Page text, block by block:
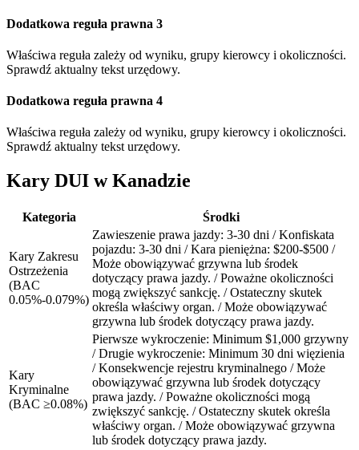
Dodatkowa reguła prawna 3
Właściwa reguła zależy od wyniku, grupy kierowcy i okoliczności.
Sprawdź aktualny tekst urzędowy.
Dodatkowa reguła prawna 4
Właściwa reguła zależy od wyniku, grupy kierowcy i okoliczności.
Sprawdź aktualny tekst urzędowy.
Kary DUI w Kanadzie
Kategoria Środki
Kary Zakresu
Ostrzeżenia
(BAC
0.05%-0.079%)
Zawieszenie prawa jazdy: 3-30 dni / Konfiskata
pojazdu: 3-30 dni / Kara pieniężna: $200-$500 /
Może obowiązywać grzywna lub środek
dotyczący prawa jazdy. / Poważne okoliczności
mogą zwiększyć sankcję. / Ostateczny skutek
określa właściwy organ. / Może obowiązywać
grzywna lub środek dotyczący prawa jazdy.
Kary
Kryminalne
(BAC ≥0.08%)
Pierwsze wykroczenie: Minimum $1,000 grzywny
/ Drugie wykroczenie: Minimum 30 dni więzienia
/ Konsekwencje rejestru kryminalnego / Może
obowiązywać grzywna lub środek dotyczący
prawa jazdy. / Poważne okoliczności mogą
zwiększyć sankcję. / Ostateczny skutek określa
właściwy organ. / Może obowiązywać grzywna
lub środek dotyczący prawa jazdy.